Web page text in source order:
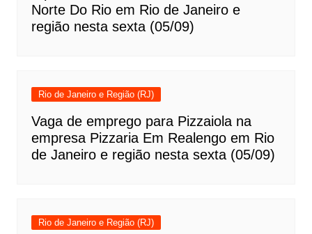
Norte Do Rio em Rio de Janeiro e
região nesta sexta (05/09)
Rio de Janeiro e Região (RJ)
Vaga de emprego para Pizzaiola na
empresa Pizzaria Em Realengo em Rio
de Janeiro e região nesta sexta (05/09)
Rio de Janeiro e Região (RJ)